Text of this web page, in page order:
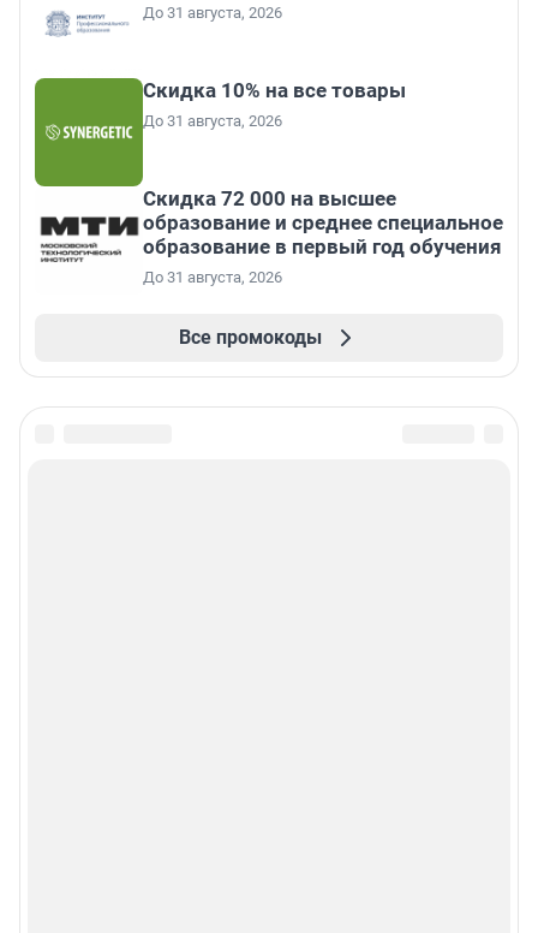
До 31 августа, 2026
Скидка 10% на все товары
До 31 августа, 2026
Скидка 72 000 на высшее
образование и среднее специальное
образование в первый год обучения
До 31 августа, 2026
Все промокоды